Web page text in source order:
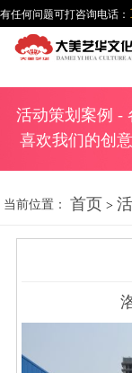
有任何问题可打咨询电话：
活动策划案例 -
喜欢我们的创
当前位置： 首页 >